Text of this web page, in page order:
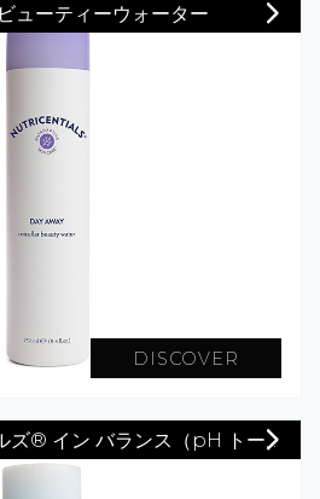
ューティーウォーター
DISCOVER
ズ® イン バランス（pH トー...